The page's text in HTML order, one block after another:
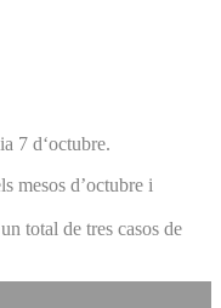
7 d‘octubre.
mesos d’octubre i
total de tres casos de